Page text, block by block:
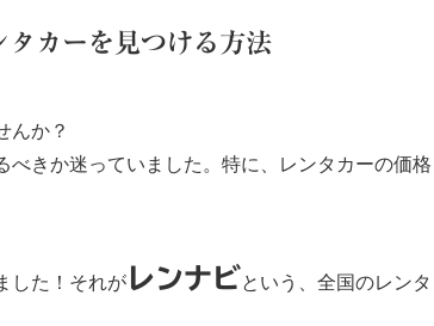
カーを見つける方法
んか？
きか迷っていました。特に、レンタカーの価格
した！それが レンナビという、全国のレンタ